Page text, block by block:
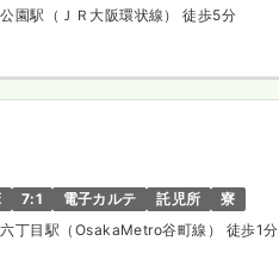
園駅（ＪＲ大阪環状線） 徒歩5分
7:1 電子カルテ 託児所
寮
丁目駅（OsakaMetro谷町線） 徒歩1分